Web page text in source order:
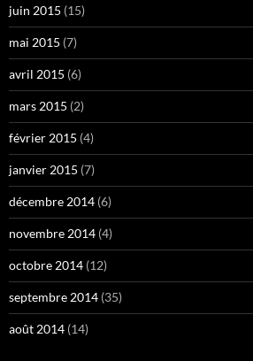
juin 2015 (15)
mai 2015 (7)
avril 2015 (6)
mars 2015 (2)
février 2015 (4)
janvier 2015 (7)
décembre 2014 (6)
novembre 2014 (4)
octobre 2014 (12)
septembre 2014 (35)
août 2014 (14)